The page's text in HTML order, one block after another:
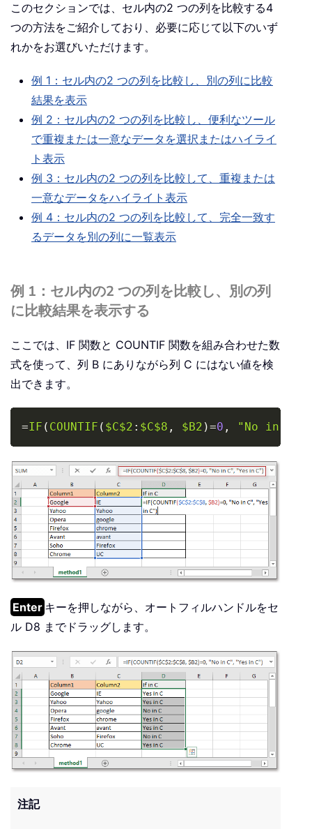
このセクションでは、セル内の2 つの列を比較する4
つの方法をご紹介しており、必要に応じて以下のいず
れかをお選びいただけます。
例 1：セル内の2 つの列を比較し、別の列に比較
結果を表示
例 2：セル内の2 つの列を比較し、便利なツール
で重複または一意なデータを選択またはハイライ
ト表示
例 3：セル内の2 つの列を比較して、重複または
一意なデータをハイライト表示
例 4：セル内の2 つの列を比較して、完全一致す
るデータを別の列に一覧表示
例 1：セル内の2 つの列を比較し、別の列
に比較結果を表示する
ここでは、IF 関数と COUNTIF 関数を組み合わせた数
式を使って、列 B にありながら列 C にはない値を検
出できます。
=IF ( COUNTIF ( $C$2 : $C$8 , $B2 )=0 , "No in C"
Copy
Enter キーを押しながら、オートフィルハンドルをセ
ル D8 までドラッグします。
注記